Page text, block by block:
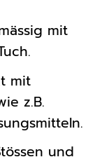
mit
mit
z.B.
und